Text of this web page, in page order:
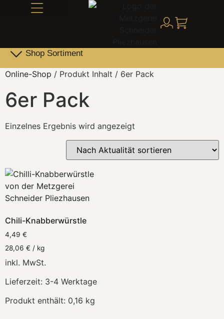
Shop Sortiment
Online-Shop / Produkt Inhalt / 6er Pack
6er Pack
Einzelnes Ergebnis wird angezeigt
Chili-Knabberwürstle
4,49 €
28,06 € / kg
inkl. MwSt.
Lieferzeit: 3-4 Werktage
Produkt enthält: 0,16 kg